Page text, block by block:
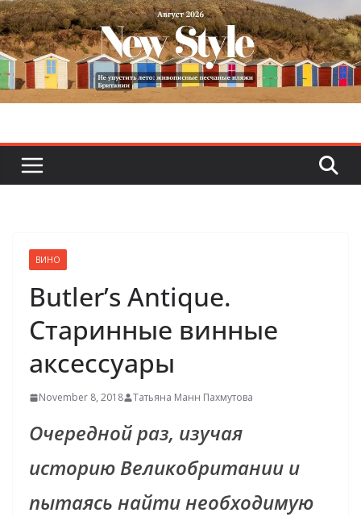
Skip
to
content
ВИНО
Butler’s Antique.
Старинные винные
аксессуары
November 8, 2018 Татьяна Манн Пахмутова
Очередной раз, изучая
историю Великобритании и
пытаясь найти необходимую